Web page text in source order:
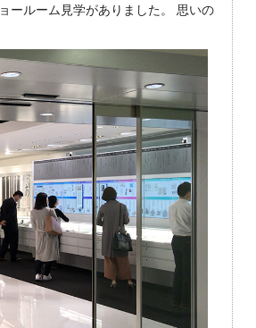
ールーム見学がありました。 思いの